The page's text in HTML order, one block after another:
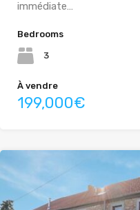
immédiate…
Bedrooms
3
À vendre
199,000€